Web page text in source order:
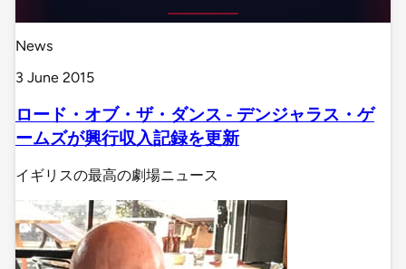
News
3 June 2015
ロード・オブ・ザ・ダンス - デンジャラス・ゲ
ームズが興行収入記録を更新
イギリスの最高の劇場ニュース